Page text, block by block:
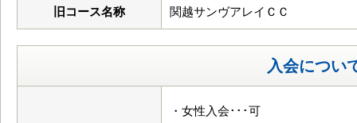
旧コース名称 関越サンヴアレイＣＣ
入会につい
・女性入会･･･可